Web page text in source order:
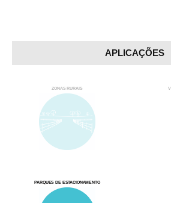
APLICAÇÕES
ZONAS RURAIS
PARQUES DE ESTACIONAMENTO